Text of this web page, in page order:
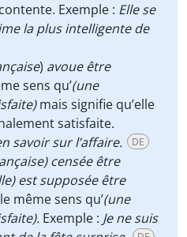
Exemple : Elle se
la plus intelligente de
) avoue être
sens qu’(une
mais signifie qu’elle
satisfaite.
savoir sur l’affaire. DE
censée être
est supposée être
même sens qu’(une
Exemple : Je ne suis